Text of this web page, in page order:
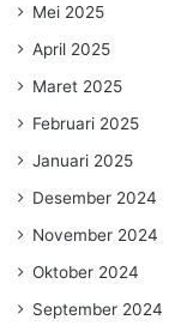
Mei 2025
April 2025
Maret 2025
Februari 2025
Januari 2025
Desember 2024
November 2024
Oktober 2024
September 2024